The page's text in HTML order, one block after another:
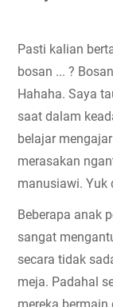
Pasti kalian
bosan ... ?
Hahaha. Saya
saat dalam
belajar
merasakan
manusiawi. Yuk
Beberapa anak
sangat
secara tidak
meja. Padahal